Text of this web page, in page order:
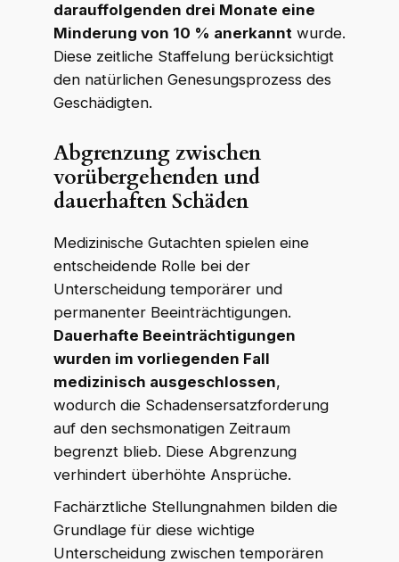
darauffolgenden drei Monate eine
Minderung von 10 % anerkanntwurde.
Diese zeitliche Staffelung berücksichtigt
den natürlichen Genesungsprozess des
Geschädigten.
Abgrenzung zwischen
vorübergehenden und
dauerhaften Schäden
Medizinische Gutachten spielen eine
entscheidende Rolle bei der
Unterscheidung temporärer und
permanenter Beeinträchtigungen.
Dauerhafte Beeinträchtigungen
wurden im vorliegenden Fall
medizinisch ausgeschlossen,
wodurch die Schadensersatzforderung
auf den sechsmonatigen Zeitraum
begrenzt blieb. Diese Abgrenzung
verhindert überhöhte Ansprüche.
Fachärztliche Stellungnahmen bilden die
Grundlage für diese wichtige
Unterscheidung zwischen temporären